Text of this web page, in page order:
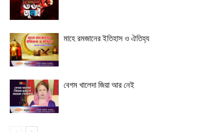
মাহে রমজানের ইতিহাস ও ঐতিহ্য
বেগম খালেদা জিয়া আর নেই